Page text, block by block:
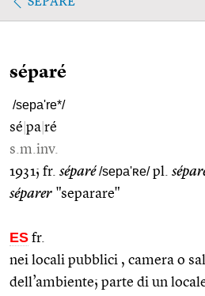
séparé
/sepa're*/
sé pa ré
s.m.inv.
1931; fr. séparé /sepa'ʀe/pl.
séparer "separare"
ES fr.
nei locali pubblici , camera o
dell’ambiente; parte di un